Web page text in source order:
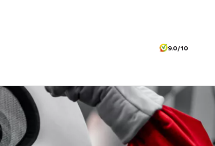
9.0/10